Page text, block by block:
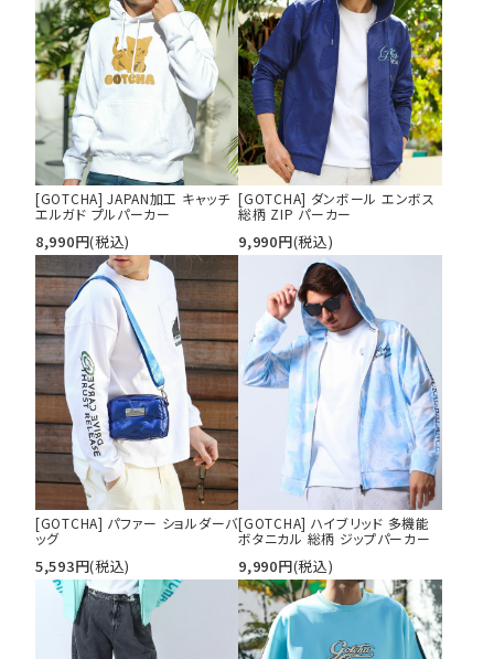
[GOTCHA] JAPAN加工 キャッチ
エルガド プルパーカー
8,990円(税込)
[GOTCHA] ダンボール エンボス
総柄 ZIP パーカー
9,990円(税込)
[GOTCHA] パファー ショルダーバ
ッグ
5,593円(税込)
[GOTCHA] ハイブリッド 多機能
ボタニカル 総柄 ジップパーカー
9,990円(税込)